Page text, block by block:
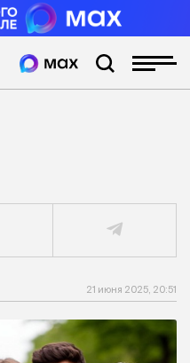
21 июня 2025, 20:51